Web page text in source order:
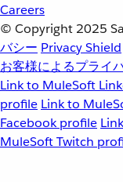
Careers
© Copyright 2025
バシー Privacy Shield
お客様によるプライ
Link to MuleSoft
profile Link to
Facebook profile
MuleSoft Twitch